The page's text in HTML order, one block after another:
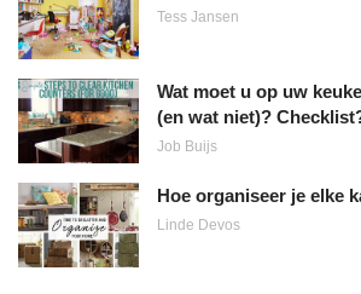
Tess Jansen
Wat moet u op uw
(en wat niet)?
Job Buijs
Hoe organiseer je elke
Linde Devos